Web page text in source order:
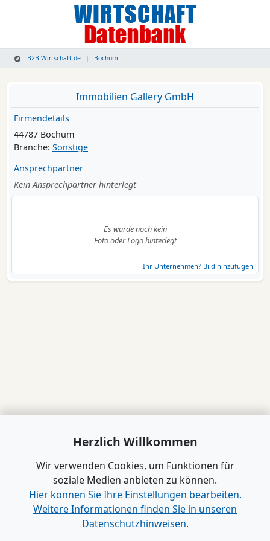
B2B-Wirtschaft.de Bochum
Immobilien Gallery GmbH
Firmendetails
44787 Bochum
Branche: Sonstige
Ansprechpartner
Kein Ansprechpartner hinterlegt
Es wurde noch kein
Foto oder Logo hinterlegt
Ihr Unternehmen? Bild hinzufügen
Herzlich Willkommen
Wir verwenden Cookies, um Funktionen für
soziale Medien anbieten zu können.
Hier können Sie Ihre Einstellungen bearbeiten.
Weitere Informationen finden Sie in unseren
Datenschutzhinweisen.